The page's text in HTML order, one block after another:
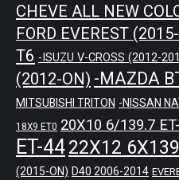
CHEVE ALL NEW
FORD EVEREST
T6 -ISUZU V-CROSS (2012-
(2012-ON) -MAZDA
MITSUBISHI TRITON -NISSAN
18X9 ET0 20X10 6/139.7
ET-4422X12
(2015-ON) D40 2006-2014